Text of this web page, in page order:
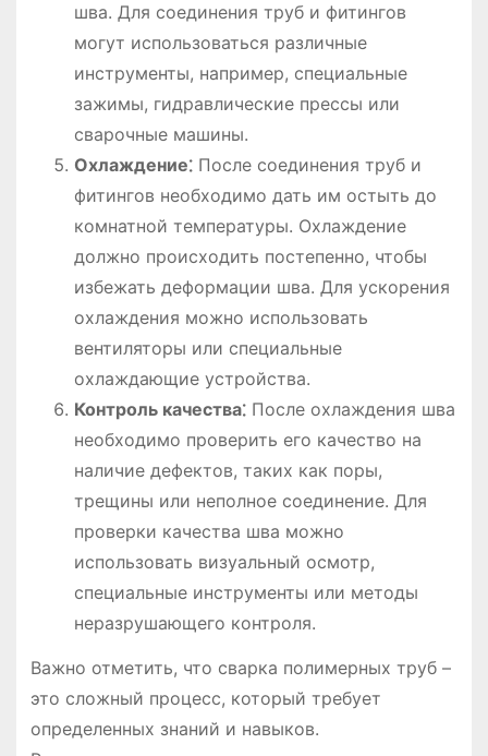
шва. Для соединения труб и фитингов
могут использоваться различные
инструменты, например, специальные
зажимы, гидравлические прессы или
сварочные машины.
Охлаждение⁚После соединения труб и
фитингов необходимо дать им остыть до
комнатной температуры. Охлаждение
должно происходить постепенно, чтобы
избежать деформации шва. Для ускорения
охлаждения можно использовать
вентиляторы или специальные
охлаждающие устройства.
Контроль качества⁚После охлаждения шва
необходимо проверить его качество на
наличие дефектов, таких как поры,
трещины или неполное соединение. Для
проверки качества шва можно
использовать визуальный осмотр,
специальные инструменты или методы
неразрушающего контроля.
Важно отметить, что сварка полимерных труб –
это сложный процесс, который требует
определенных знаний и навыков.